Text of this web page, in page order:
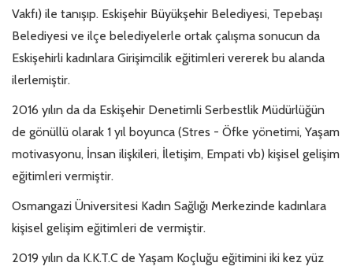
Vakfı) ile tanışıp. Eskişehir Büyükşehir Belediyesi, Tepebaşı
Belediyesi ve ilçe belediyelerle ortak çalışma sonucun da
Eskişehirli kadınlara Girişimcilik eğitimleri vererek bu alanda
ilerlemiştir.
2016 yılın da da Eskişehir Denetimli Serbestlik Müdürlüğün
de gönüllü olarak 1 yıl boyunca (Stres - Öfke yönetimi, Yaşam
motivasyonu, İnsan ilişkileri, İletişim, Empati vb) kişisel gelişim
eğitimleri vermiştir.
Osmangazi Üniversitesi Kadın Sağlığı Merkezinde kadınlara
kişisel gelişim eğitimleri de vermiştir.
2019 yılın da K.K.T.C de Yaşam Koçluğu eğitimini iki kez yüz